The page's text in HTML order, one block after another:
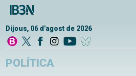
Dijous, 06 d'agost de 2026
POLÍTICA